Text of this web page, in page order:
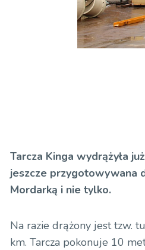
Tarcza Kinga wydrążyła
jeszcze przygotowywana
Mordarką i nie tylko.
Na razie drążony jest tzw.
km. Tarcza pokonuje 10